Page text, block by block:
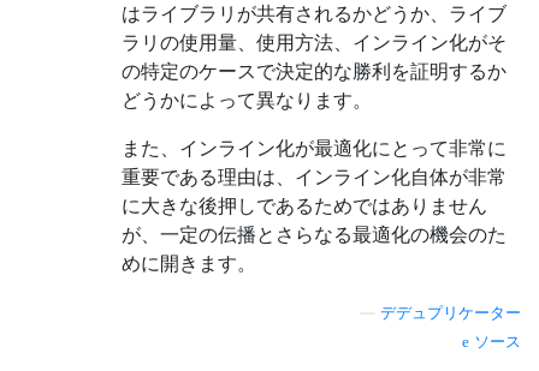
はライブラリが共有されるかどうか、ライブ
ラリの使用量、使用方法、インライン化がそ
の特定のケースで決定的な勝利を証明するか
どうかによって異なります。
また、インライン化が最適化にとって非常に
重要である理由は、インライン化自体が非常
に大きな後押しであるためではありません
が、一定の伝播とさらなる最適化の機会のた
めに開きます。
デデュプリケーター
ソース